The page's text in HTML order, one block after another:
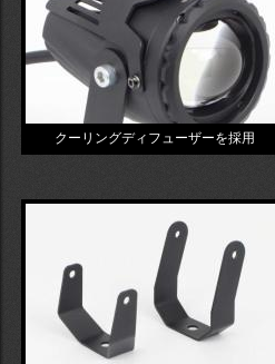
クーリングディフューザーを採用